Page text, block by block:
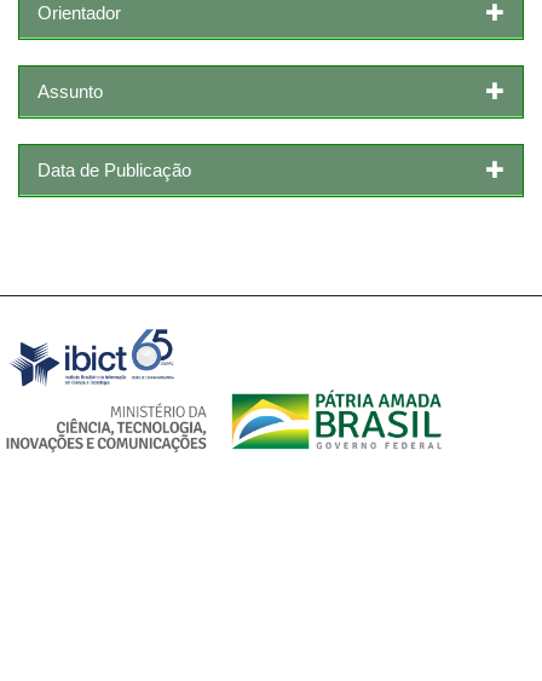
Orientador
Assunto
Data de Publicação